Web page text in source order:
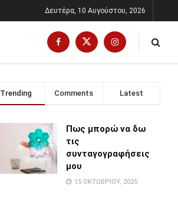
Δευτέρα, 10 Αυγούστου, 2026
Trending Comments Latest
Πως μπορώ να δω
τις
συνταγογραφήσεις
μου
15 ΟΚΤΩΒΡΊΟΥ, 2025